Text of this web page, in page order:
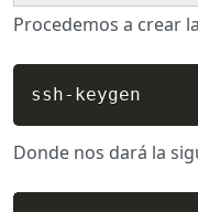
Procedemos a crear
Donde nos dará la